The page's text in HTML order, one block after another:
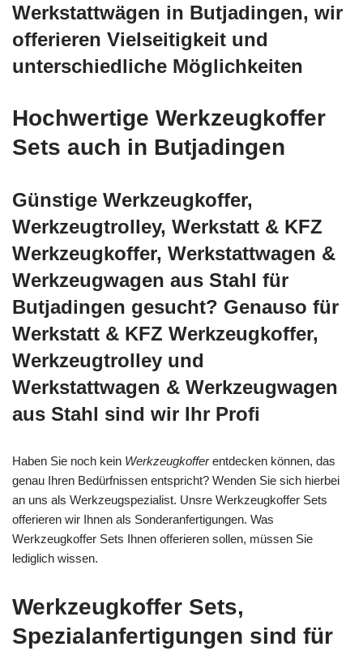
Werkstattwägen in Butjadingen, wir
offerieren Vielseitigkeit und
unterschiedliche Möglichkeiten
Hochwertige Werkzeugkoffer
Sets auch in Butjadingen
Günstige Werkzeugkoffer,
Werkzeugtrolley, Werkstatt & KFZ
Werkzeugkoffer, Werkstattwagen &
Werkzeugwagen aus Stahl für
Butjadingen gesucht? Genauso für
Werkstatt & KFZ Werkzeugkoffer,
Werkzeugtrolley und
Werkstattwagen & Werkzeugwagen
aus Stahl sind wir Ihr Profi
Haben Sie noch kein Werkzeugkofferentdecken können, das
genau Ihren Bedürfnissen entspricht? Wenden Sie sich hierbei
an uns als Werkzeugspezialist. Unsre Werkzeugkoffer Sets
offerieren wir Ihnen als Sonderanfertigungen. Was
Werkzeugkoffer Sets Ihnen offerieren sollen, müssen Sie
lediglich wissen.
Werkzeugkoffer Sets,
Spezialanfertigungen sind für